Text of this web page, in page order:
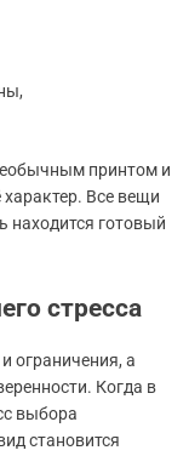
принтом и
Все вещи
находится готовый
стресса
ограничения, а
Когда в
выбора
становится